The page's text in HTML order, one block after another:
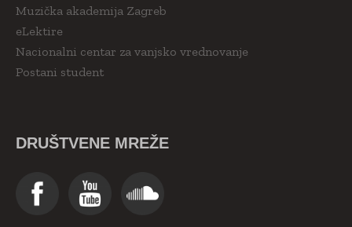
Muzička akademija Zagreb
eLektire
Nacionalni centar za vanjsko vrednovanje
Postani student
DRUŠTVENE MREŽE